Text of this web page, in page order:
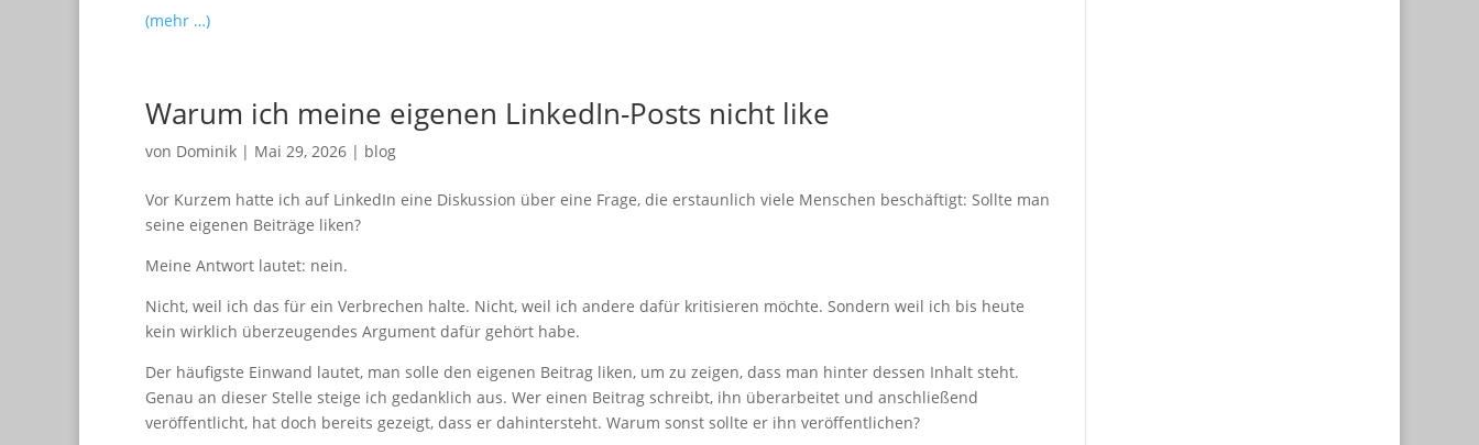
(mehr …)
Warum ich meine eigenen LinkedIn-Posts nicht like
von Dominik | Mai 29, 2026 | blog
Vor Kurzem hatte ich auf LinkedIn eine Diskussion über eine Frage, die erstaunlich viele Menschen beschäftigt: Sollte man
seine eigenen Beiträge liken?
Meine Antwort lautet: nein.
Nicht, weil ich das für ein Verbrechen halte. Nicht, weil ich andere dafür kritisieren möchte. Sondern weil ich bis heute
kein wirklich überzeugendes Argument dafür gehört habe.
Der häufigste Einwand lautet, man solle den eigenen Beitrag liken, um zu zeigen, dass man hinter dessen Inhalt steht.
Genau an dieser Stelle steige ich gedanklich aus. Wer einen Beitrag schreibt, ihn überarbeitet und anschließend
veröffentlicht, hat doch bereits gezeigt, dass er dahintersteht. Warum sonst sollte er ihn veröffentlichen?